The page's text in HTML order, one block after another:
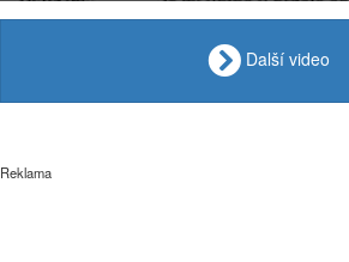
Další video
Reklama